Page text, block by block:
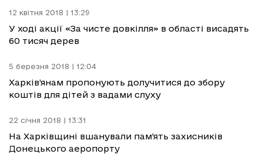
12 квітня 2018 | 13:29
У ході акції «За чисте довкілля» в області висадять
60 тисяч дерев
5 березня 2018 | 12:04
Харків’янам пропонують долучитися до збору
коштів для дітей з вадами слуху
22 січня 2018 | 13:31
На Харківщині вшанували пам’ять захисників
Донецького аеропорту